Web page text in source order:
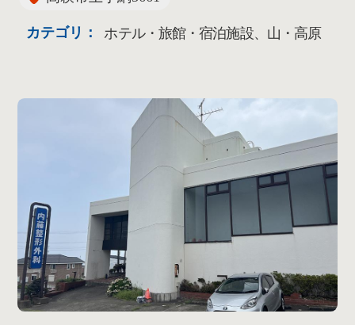
カテゴリ： ホテル・旅館・宿泊施設、山・高原